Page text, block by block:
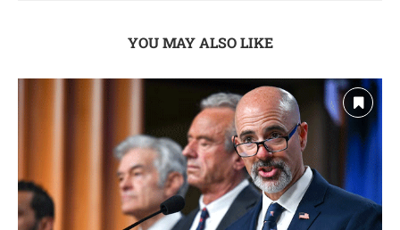
YOU MAY ALSO LIKE